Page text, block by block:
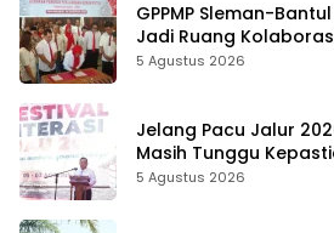
GPPMP Sleman-
Jadi Ruang
5 Agustus 2026
Jelang Pacu Jalur
Masih Tunggu
Buka Festival
5 Agustus 2026